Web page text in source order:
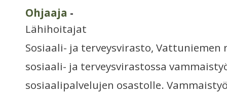
Ohjaaja -
Lähihoitajat
Sosiaali- ja terveysvirasto,
sosiaali- ja terveysvirastossa
sosiaalipalvelujen osastolle.